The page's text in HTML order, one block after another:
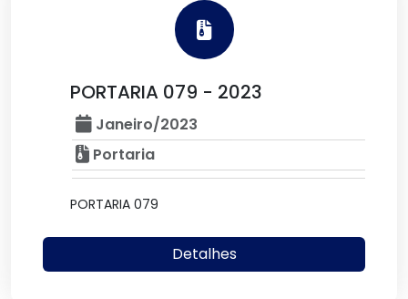
PORTARIA 079 - 2023
Janeiro/2023
Portaria
PORTARIA 079
Detalhes